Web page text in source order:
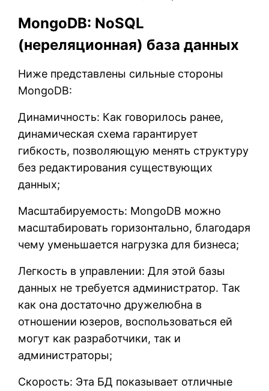
MongoDB: NoSQL
(нереляционная) база данных
Ниже представлены сильные стороны
MongoDB:
Динамичность: Как говорилось ранее,
динамическая схема гарантирует
гибкость, позволяющую менять структуру
без редактирования существующих
данных;
Масштабируемость: MongoDB можно
масштабировать горизонтально, благодаря
чему уменьшается нагрузка для бизнеса;
Легкость в управлении: Для этой базы
данных не требуется администратор. Так
как она достаточно дружелюбна в
отношении юзеров, воспользоваться ей
могут как разработчики, так и
администраторы;
Скорость: Эта БД показывает отличные